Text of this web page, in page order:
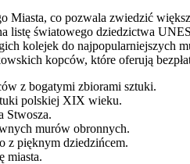
Miasta, co pozwala zwiedzić
listę światowego dziedzictwa
kolejek do najpopularniejszych
kopców, które oferują
z bogatymi zbiorami sztuki.
polskiej XIX wieku.
Stwosza.
murów obronnych.
z pięknym dziedzińcem.
miasta.